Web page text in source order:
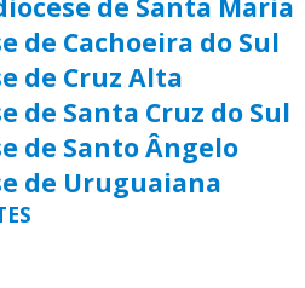
de Cachoeira do Sul
de Cruz Alta
de Santa Cruz do Sul
de Santo Ângelo
de Uruguaiana